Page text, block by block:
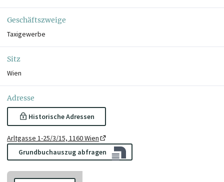
Geschäftszweige
Taxigewerbe
Sitz
Wien
Adresse
Historische Adressen
Arltgasse 1-25/3/15, 1160 Wien
Grundbuchauszug abfragen